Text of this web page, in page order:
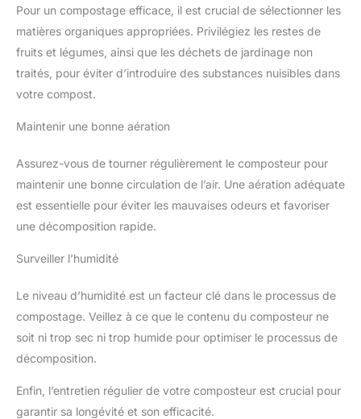
Pour un compostage efficace, il est crucial de sélectionner les
matières organiques appropriées. Privilégiez les restes de
fruits et légumes, ainsi que les déchets de jardinage non
traités, pour éviter d’introduire des substances nuisibles dans
votre compost.
Maintenir une bonne aération
Assurez-vous de tourner régulièrement le composteur pour
maintenir une bonne circulation de l’air. Une aération adéquate
est essentielle pour éviter les mauvaises odeurs et favoriser
une décomposition rapide.
Surveiller l’humidité
Le niveau d’humidité est un facteur clé dans le processus de
compostage. Veillez à ce que le contenu du composteur ne
soit ni trop sec ni trop humide pour optimiser le processus de
décomposition.
Enfin, l’entretien régulier de votre composteur est crucial pour
garantir sa longévité et son efficacité.